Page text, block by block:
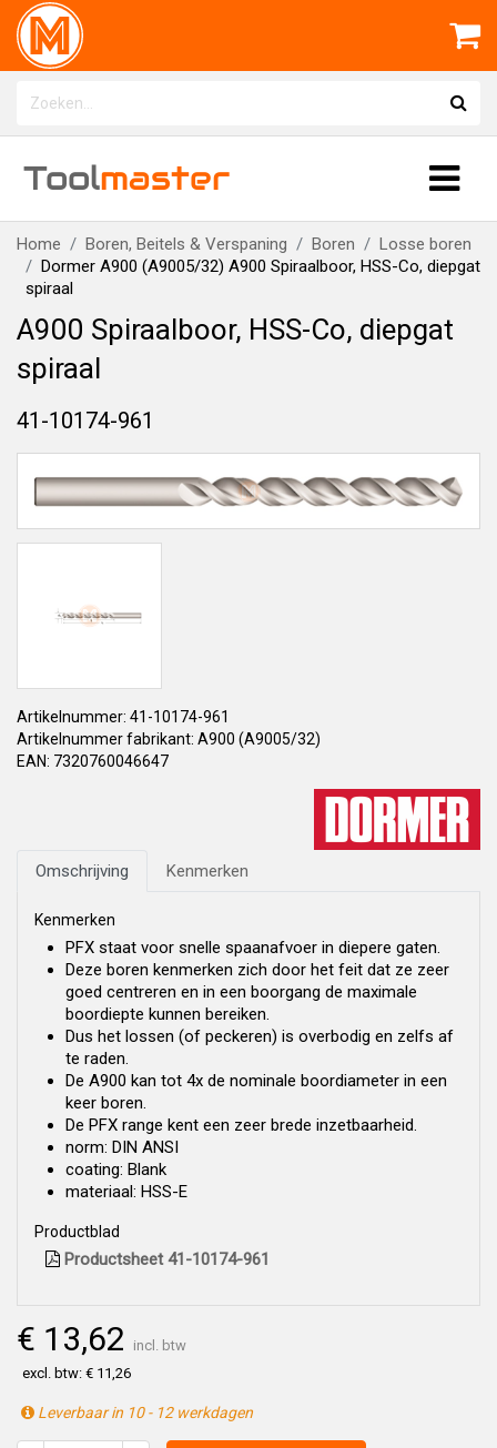
Toolmaster
Home Boren, Beitels & Verspaning Boren
Losse boren
Dormer A900 (A9005/32) A900 Spiraalboor, HSS-Co, diepgat
spiraal
A900 Spiraalboor, HSS-Co, diepgat
spiraal
41-10174-961
Artikelnummer: 41-10174-961
Artikelnummer fabrikant: A900 (A9005/32)
EAN: 7320760046647
Omschrijving Kenmerken
Kenmerken
PFX staat voor snelle spaanafvoer in diepere gaten.
Deze boren kenmerken zich door het feit dat ze zeer
goed centreren en in een boorgang de maximale
boordiepte kunnen bereiken.
Dus het lossen (of peckeren) is overbodig en zelfs af
te raden.
De A900 kan tot 4x de nominale boordiameter in een
keer boren.
De PFX range kent een zeer brede inzetbaarheid.
norm: DIN ANSI
coating: Blank
materiaal: HSS-E
Productblad
Productsheet 41-10174-961
€ 13,62
incl. btw
excl. btw: € 11,26
Leverbaar in 10 - 12 werkdagen